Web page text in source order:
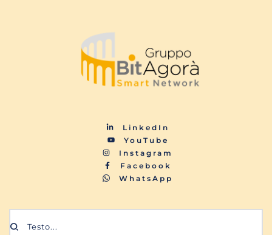
LinkedIn
YouTube
Instagram
Facebook
WhatsApp